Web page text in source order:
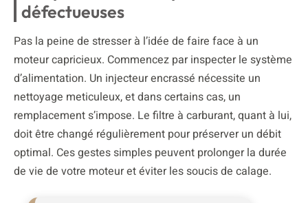
défectueuses
Pas la peine de stresser à l’idée de faire face à un
moteur capricieux. Commencez par inspecter le système
d’alimentation. Un injecteur encrassé nécessite un
nettoyage meticuleux, et dans certains cas, un
remplacement s’impose. Le filtre à carburant, quant à lui,
doit être changé régulièrement pour préserver un débit
optimal. Ces gestes simples peuvent prolonger la durée
de vie de votre moteur et éviter les soucis de calage.